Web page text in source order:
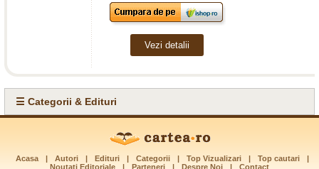
Vezi detalii
☰ Categorii & Edituri
Acasa Autori Edituri Categorii Top Vizualizari Top cautari
Noutati Editoriale
Parteneri Despre Noi Contact